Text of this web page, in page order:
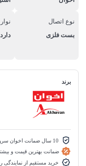
نوع اتصال
بست فلزی
دارد
برند
10 سال ضمانت اخوان سرویس
ضمانت بهترین قیمت و
خرید مستقیم از